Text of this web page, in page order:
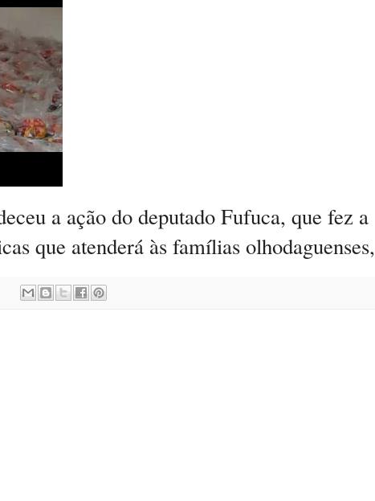
a ação do deputado Fufuca, que fez a
que atenderá às famílias olhodaguenses,